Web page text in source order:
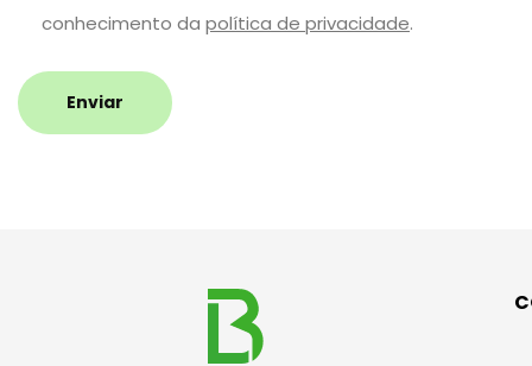
conhecimento da política de privacidade.
Enviar